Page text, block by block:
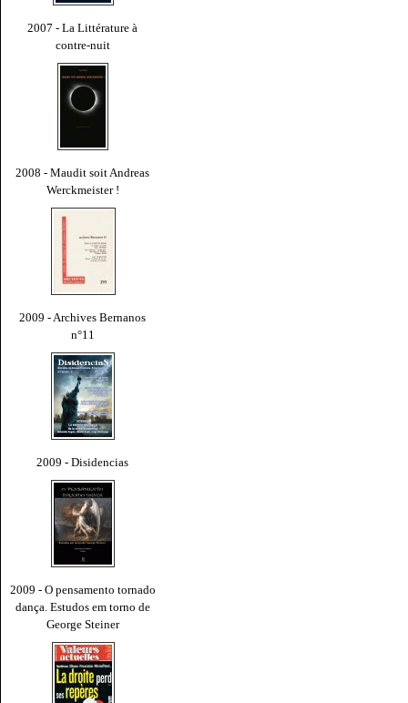
2007 - La Littérature à
contre-nuit
2008 - Maudit soit Andreas
Werckmeister !
2009 - Archives Bernanos
n°11
2009 - Disidencias
2009 - O pensamento tornado
dança. Estudos em torno de
George Steiner